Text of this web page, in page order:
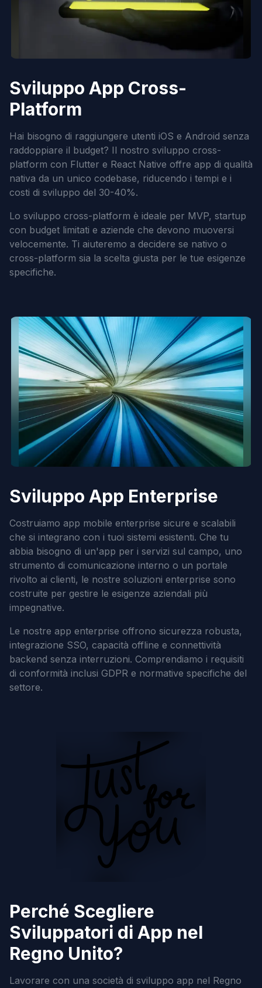
Sviluppo App Cross-
Platform
Hai bisogno di raggiungere utenti iOS e Android senza
raddoppiare il budget? Il nostro sviluppo cross-
platform con Flutter e React Native offre app di qualità
nativa da un unico codebase, riducendo i tempi e i
costi di sviluppo del 30-40%.
Lo sviluppo cross-platform è ideale per MVP, startup
con budget limitati e aziende che devono muoversi
velocemente. Ti aiuteremo a decidere se nativo o
cross-platform sia la scelta giusta per le tue esigenze
specifiche.
Sviluppo App Enterprise
Costruiamo app mobile enterprise sicure e scalabili
che si integrano con i tuoi sistemi esistenti. Che tu
abbia bisogno di un'app per i servizi sul campo, uno
strumento di comunicazione interno o un portale
rivolto ai clienti, le nostre soluzioni enterprise sono
costruite per gestire le esigenze aziendali più
impegnative.
Le nostre app enterprise offrono sicurezza robusta,
integrazione SSO, capacità offline e connettività
backend senza interruzioni. Comprendiamo i requisiti
di conformità inclusi GDPR e normative specifiche del
settore.
Perché Scegliere
Sviluppatori di App nel
Regno Unito?
Lavorare con una società di sviluppo app nel Regno